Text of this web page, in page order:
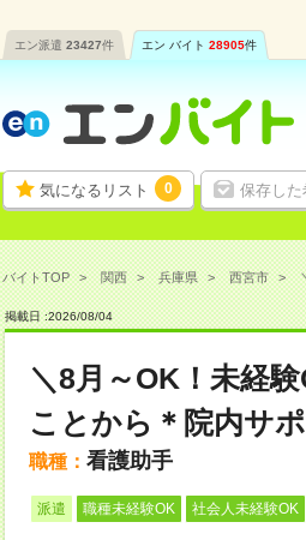
エン派遣 23427件 エン バイト 28905件
気になるリスト 0 保存し
バイトTOP 関西 兵庫県 西宮市
掲載日 :2026/08/04
＼8月～OK！未経
ことから＊院内サ
職種： 看護助手
派遣 職種未経験OK 社会人未経験OK